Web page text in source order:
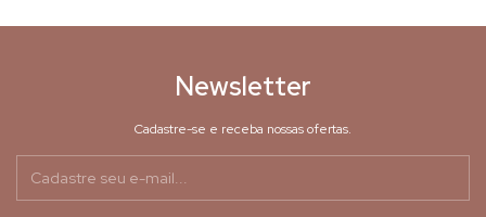
Newsletter
Cadastre-se e receba nossas ofertas.